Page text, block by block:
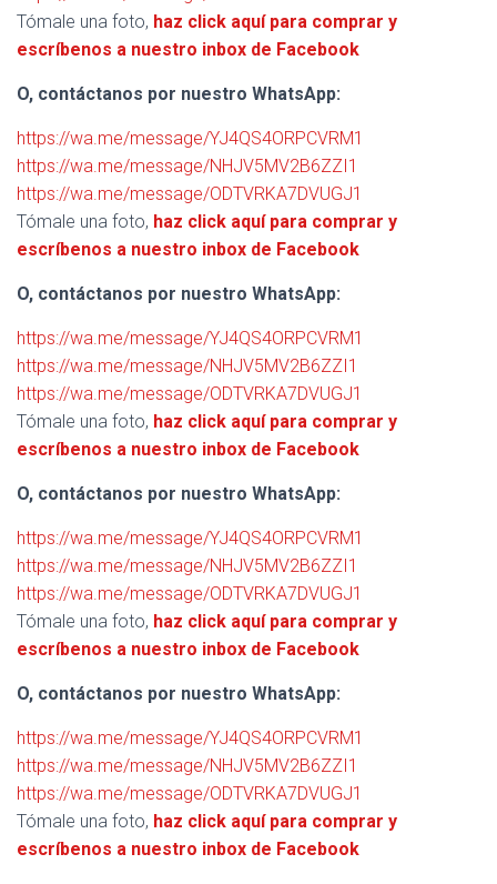
Tómale una foto, haz click aquí para comprar y
escríbenos a nuestro inbox de Facebook
O, contáctanos por nuestro WhatsApp:
https://wa.me/message/YJ4QS4ORPCVRM1
https://wa.me/message/NHJV5MV2B6ZZI1
https://wa.me/message/ODTVRKA7DVUGJ1
Tómale una foto, haz click aquí para comprar y
escríbenos a nuestro inbox de Facebook
O, contáctanos por nuestro WhatsApp:
https://wa.me/message/YJ4QS4ORPCVRM1
https://wa.me/message/NHJV5MV2B6ZZI1
https://wa.me/message/ODTVRKA7DVUGJ1
Tómale una foto, haz click aquí para comprar y
escríbenos a nuestro inbox de Facebook
O, contáctanos por nuestro WhatsApp:
https://wa.me/message/YJ4QS4ORPCVRM1
https://wa.me/message/NHJV5MV2B6ZZI1
https://wa.me/message/ODTVRKA7DVUGJ1
Tómale una foto, haz click aquí para comprar y
escríbenos a nuestro inbox de Facebook
O, contáctanos por nuestro WhatsApp:
https://wa.me/message/YJ4QS4ORPCVRM1
https://wa.me/message/NHJV5MV2B6ZZI1
https://wa.me/message/ODTVRKA7DVUGJ1
Tómale una foto, haz click aquí para comprar y
escríbenos a nuestro inbox de Facebook